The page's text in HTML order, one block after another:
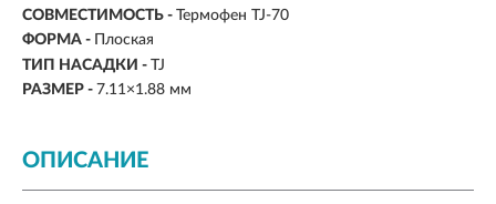
СОВМЕСТИМОСТЬ - Термофен TJ-70
ФОРМА - Плоская
ТИП НАСАДКИ - TJ
РАЗМЕР - 7.11×1.88 мм
ОПИСАНИЕ